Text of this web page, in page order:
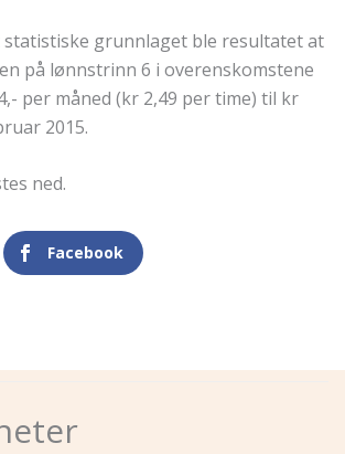
statistiske grunnlaget ble resultatet at
på lønnstrinn 6 i overenskomstene
per måned (kr 2,49 per time) til kr
2015.
ned.
Facebook